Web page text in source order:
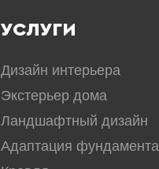
УСЛУГИ
Дизайн интерьера
Экстерьер дома
Ландшафтный дизайн
Адаптация фундамента